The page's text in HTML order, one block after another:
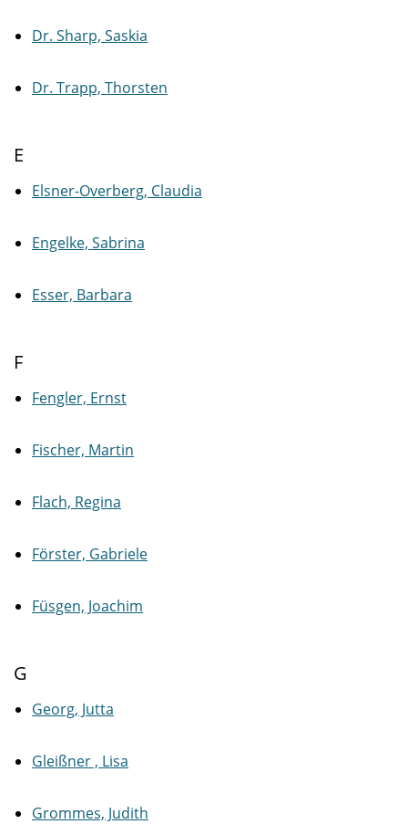
Dr. Sharp, Saskia
Dr. Trapp, Thorsten
E
Elsner-Overberg, Claudia
Engelke, Sabrina
Esser, Barbara
F
Fengler, Ernst
Fischer, Martin
Flach, Regina
Förster, Gabriele
Füsgen, Joachim
G
Georg, Jutta
Gleißner , Lisa
Grommes, Judith